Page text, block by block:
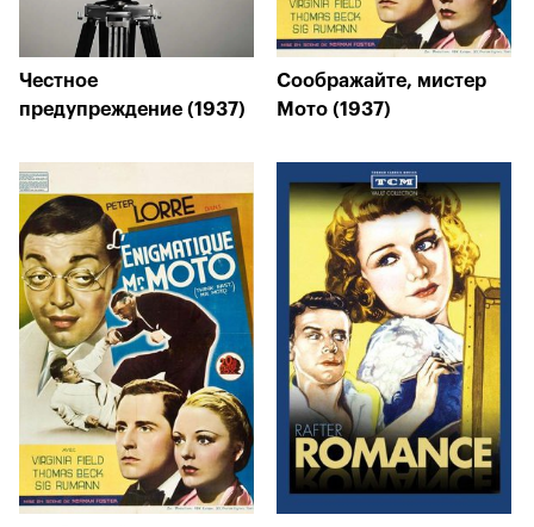
Честное
предупреждение (1937)
Соображайте, мистер
Мото (1937)